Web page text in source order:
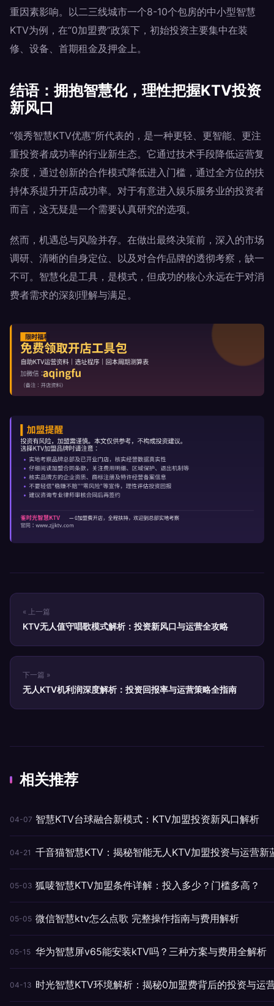
重因素影响。以二三线城市一个8-10个包房的中小型智慧
KTV为例，在“0加盟费”政策下，初始投资主要集中在装
修、设备、首期租金及押金上。
结语：拥抱智慧化，理性把握KTV投资
新风口
“领秀智慧KTV优惠”所代表的，是一种更轻、更智能、更注
重投资者成功率的行业新生态。它通过技术手段降低运营复
杂度，通过创新的合作模式降低进入门槛，通过全方位的扶
持体系提升开店成功率。对于有意进入娱乐服务业的投资者
而言，这无疑是一个需要认真研究的选项。
然而，机遇总与风险并存。在做出最终决策前，深入的市场
调研、清晰的自身定位、以及对合作品牌的透彻考察，缺一
不可。智慧化是工具，是模式，但成功的核心永远在于对消
费者需求的深刻理解与满足。
« 上一篇
KTV无人值守唱歌模式解析：投资新风口与运营全攻略
下一篇 »
无人KTV机利润深度解析：投资回报率与运营策略全指南
相关推荐
04-07 智慧KTV台球融合新模式：KTV加盟投资新风口解析
04-21 千音猫智慧KTV：揭秘智能无人KTV加盟投资与运营新
05-03 狐唛智慧KTV加盟条件详解：投入多少？门槛多高？
05-05 微信智慧ktv怎么点歌 完整操作指南与费用解析
05-15 华为智慧屏v65能安装kTV吗？三种方案与费用全解析
04-13 时光智慧KTV环境解析：揭秘0加盟费背后的投资与运